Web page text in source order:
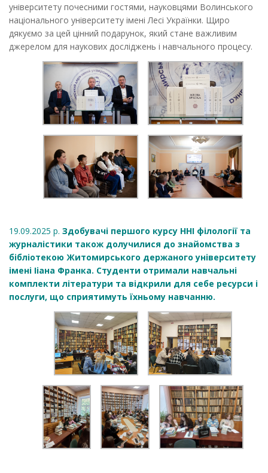
університету почесними гостями, науковцями Волинського
національного університету імені Лесі Українки. Щиро
дякуємо за цей цінний подарунок, який стане важливим
джерелом для наукових досліджень і навчального процесу.
19.09.2025 р. Здобувачі першого курсу ННІ філології та
журналістики також долучилися до знайомства з
бібліотекою Житомирського держаного університету
імені Ііана Франка. Студенти отримали навчальні
комплекти літератури та відкрили для себе ресурси і
послуги, що сприятимуть їхньому навчанню.